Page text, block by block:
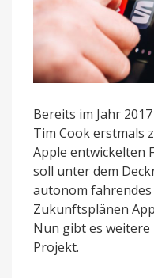
Bereits im Jahr
Tim Cook erstmals
Apple entwickelten
soll unter dem
autonom
Zukunftsplänen
Nun gibt es weitere
Projekt.